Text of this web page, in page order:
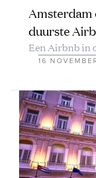
Amsterdam
duurste
Een Airbnb in
16